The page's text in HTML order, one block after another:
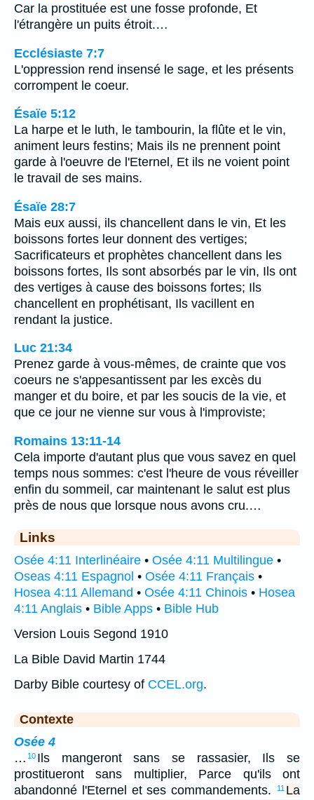
Car la prostituée est une fosse profonde, Et
l'étrangère un puits étroit.…
Ecclésiaste 7:7
L'oppression rend insensé le sage, et les présents
corrompent le coeur.
Ésaïe 5:12
La harpe et le luth, le tambourin, la flûte et le vin,
animent leurs festins; Mais ils ne prennent point
garde à l'oeuvre de l'Eternel, Et ils ne voient point
le travail de ses mains.
Ésaïe 28:7
Mais eux aussi, ils chancellent dans le vin, Et les
boissons fortes leur donnent des vertiges;
Sacrificateurs et prophètes chancellent dans les
boissons fortes, Ils sont absorbés par le vin, Ils ont
des vertiges à cause des boissons fortes; Ils
chancellent en prophétisant, Ils vacillent en
rendant la justice.
Luc 21:34
Prenez garde à vous-mêmes, de crainte que vos
coeurs ne s'appesantissent par les excès du
manger et du boire, et par les soucis de la vie, et
que ce jour ne vienne sur vous à l'improviste;
Romains 13:11-14
Cela importe d'autant plus que vous savez en quel
temps nous sommes: c'est l'heure de vous réveiller
enfin du sommeil, car maintenant le salut est plus
près de nous que lorsque nous avons cru.…
Links
Osée 4:11 Interlinéaire • Osée 4:11 Multilingue •
Oseas 4:11 Espagnol • Osée 4:11 Français •
Hosea 4:11 Allemand • Osée 4:11 Chinois • Hosea
4:11 Anglais • Bible Apps • Bible Hub
Version Louis Segond 1910
La Bible David Martin 1744
Darby Bible courtesy of CCEL.org.
Contexte
Osée 4
… 10 Ils mangeront sans se rassasier, Ils se
prostitueront sans multiplier, Parce qu'ils ont
abandonné l'Eternel et ses commandements.
11 La